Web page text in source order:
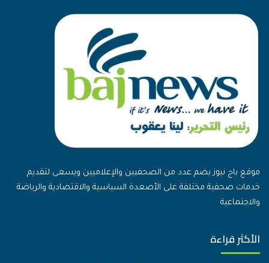
موقع باج نيوز يضم عدد من الصحفيين والإعلاميين ويسعى لتقديم
خدمات صحفية مختلفة على الأصعدة السياسية والاقتصادية والرياضة
والاجتماعية
الأكثر قراءة